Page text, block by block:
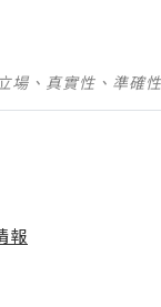
、真實性、準確
報